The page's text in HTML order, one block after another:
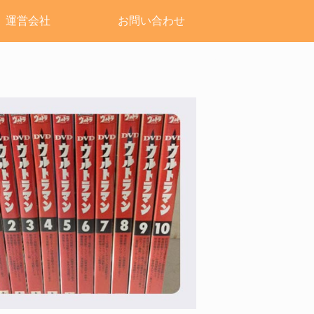
運営会社 お問い合わせ